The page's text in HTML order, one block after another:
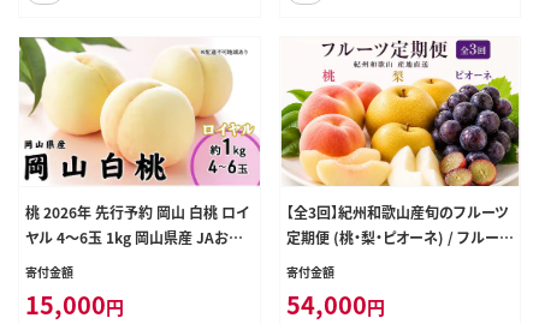
桃 2026年 先行予約 岡山 白桃 ロイ
ヤル 4～6玉 1kg 岡山県産 JAおか
やまのもも モモ 岡山県産 国産 フル
寄付金額
15,000円
【全3回】紀州和歌山産旬のフルーツ
定期便 (桃・梨・ピオーネ) / フルーツ
柑橘 和歌山 もも モモ 梨 なし ぶど
紫苑 【tkb424】
寄付金額
54,000円